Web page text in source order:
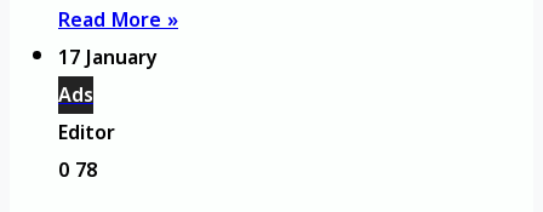
Read More »
17 January
Ads
Editor
078